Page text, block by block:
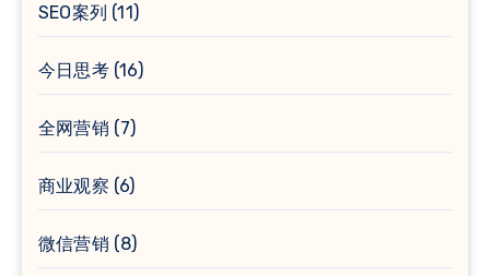
SEO案列 (11)
今日思考(16)
全网营销 (7)
商业观察 (6)
微信营销 (8)